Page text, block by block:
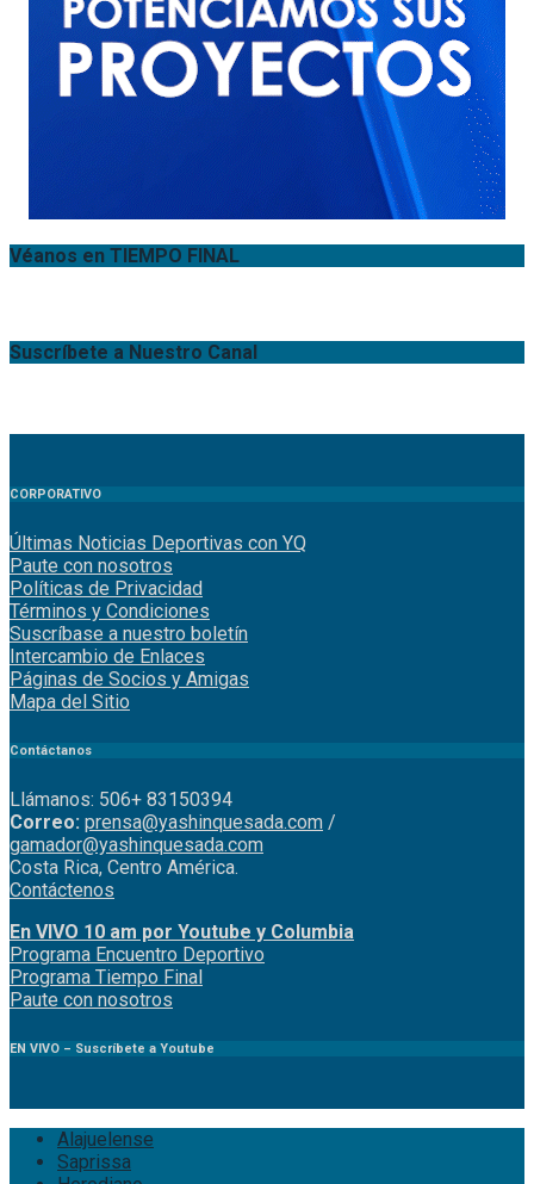
Véanos en TIEMPO FINAL
Suscríbete a Nuestro Canal
CORPORATIVO
Últimas Noticias Deportivas con YQ
Paute con nosotros
Políticas de Privacidad
Términos y Condiciones
Suscríbase a nuestro boletín
Intercambio de Enlaces
Páginas de Socios y Amigas
Mapa del Sitio
Contáctanos
Llámanos: 506+ 83150394
Correo: prensa@yashinquesada.com /
gamador@yashinquesada.com
Costa Rica, Centro América.
Contáctenos
En VIVO 10 am por Youtube y Columbia
Programa Encuentro Deportivo
Programa Tiempo Final
Paute con nosotros
EN VIVO – Suscríbete a Youtube
Alajuelense
Saprissa